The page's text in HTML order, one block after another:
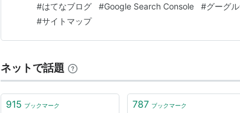
録手順 ① Google Search Consoleと検索す…
#はてなブログ #Google Search Console #グーグ
#サイトマップ
ネットで話題
915 ブックマーク 787 ブックマーク